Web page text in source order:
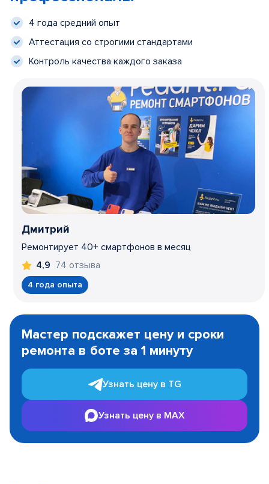
4 года средний опыт
Аттестация со строгими стандартами
Контроль качества каждого заказа
Дмитрий
Ремонтирует 40+ смартфонов в месяц
4,9 74 отзыва
4 года опыта
1
Мастер подскажет цену и сроки
ремонта в боте за 1 минуту
Узнать цену в TG
Узнать цену в MAX